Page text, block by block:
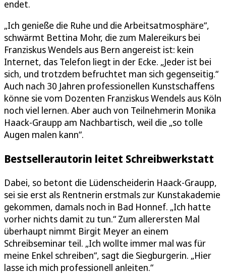
endet.
„Ich genieße die Ruhe und die Arbeitsatmosphäre“,
schwärmt Bettina Mohr, die zum Malereikurs bei
Franziskus Wendels aus Bern angereist ist: kein
Internet, das Telefon liegt in der Ecke. „Jeder ist bei
sich, und trotzdem befruchtet man sich gegenseitig.“
Auch nach 30 Jahren professionellen Kunstschaffens
könne sie vom Dozenten Franziskus Wendels aus Köln
noch viel lernen. Aber auch von Teilnehmerin Monika
Haack-Graupp am Nachbartisch, weil die „so tolle
Augen malen kann“.
Bestsellerautorin leitet Schreibwerkstatt
Dabei, so betont die Lüdenscheiderin Haack-Graupp,
sei sie erst als Rentnerin erstmals zur Kunstakademie
gekommen, damals noch in Bad Honnef. „Ich hatte
vorher nichts damit zu tun.“ Zum allerersten Mal
überhaupt nimmt Birgit Meyer an einem
Schreibseminar teil. „Ich wollte immer mal was für
meine Enkel schreiben“, sagt die Siegburgerin. „Hier
lasse ich mich professionell anleiten.“